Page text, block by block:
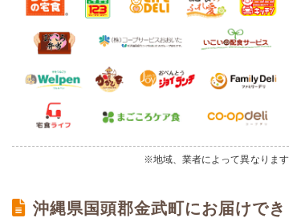
※地域、業者によって異なります
沖縄県国頭郡金武町にお届けでき